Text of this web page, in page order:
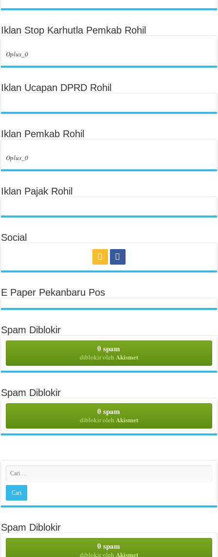
Iklan Stop Karhutla Pemkab Rohil
Oplus_0
Iklan Ucapan DPRD Rohil
Iklan Pemkab Rohil
Oplus_0
Iklan Pajak Rohil
Social
E Paper Pekanbaru Pos
Spam Diblokir
0 spam
diblokir oleh Akismet
Spam Diblokir
0 spam
diblokir oleh Akismet
Spam Diblokir
0 spam
diblokir oleh Akismet